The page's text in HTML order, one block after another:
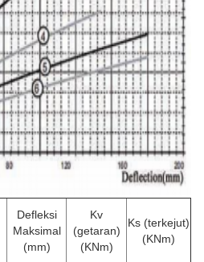
Defleksi
Maksimal
(mm)
Kv
(getaran)
(KNm)
Ks (terkejut)
(KNm)